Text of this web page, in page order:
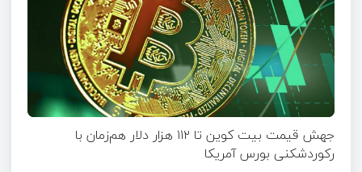
جهش قیمت بیت‌ کوین تا ۱۱۲ هزار دلار هم‌زمان با
رکوردشکنی بورس آمریکا